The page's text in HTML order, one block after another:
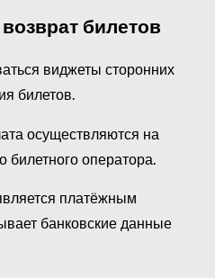
билетов
виджеты сторонних
билетов.
осуществляются на
билетного оператора.
платёжным
банковские данные